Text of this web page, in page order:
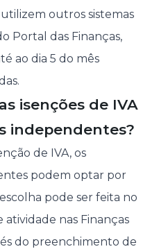
utilizem outros sistemas
Portal das Finanças,
ao dia 5 do mês
isenções de IVA
independentes?
de IVA, os
podem optar por
pode ser feita no
nas Finanças
do preenchimento de